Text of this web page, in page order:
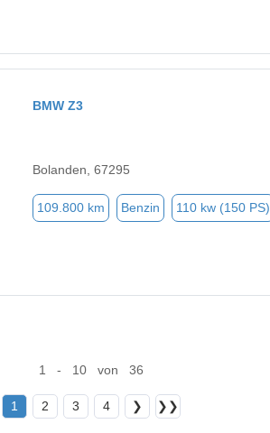
BMW Z3
Bolanden, 67295
109.800 km Benzin 110 kw (150 PS)
1 - 10 von 36
1 2 3 4 ❯ ❯❯